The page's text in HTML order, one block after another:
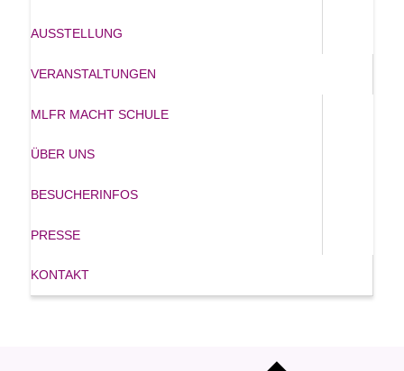
AUSSTELLUNG
VERANSTALTUNGEN
MLFR MACHT SCHULE
ÜBER UNS
BESUCHERINFOS
PRESSE
KONTAKT